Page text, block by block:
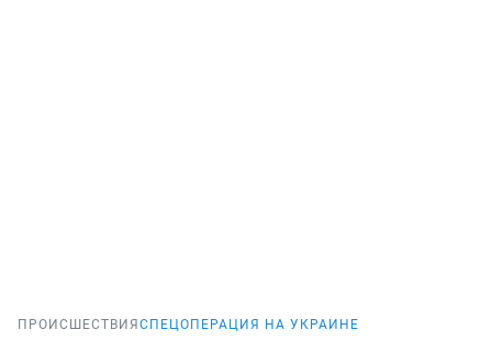
ПРОИСШЕСТВИЯ СПЕЦОПЕРАЦИЯ НА УКРАИНЕ